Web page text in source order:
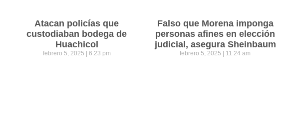
Atacan policías que
custodiaban bodega de
Huachicol
febrero 5, 2025 6:23 pm
Falso que Morena imponga
personas afines en elección
judicial, asegura Sheinbaum
febrero 5, 2025 11:24 am